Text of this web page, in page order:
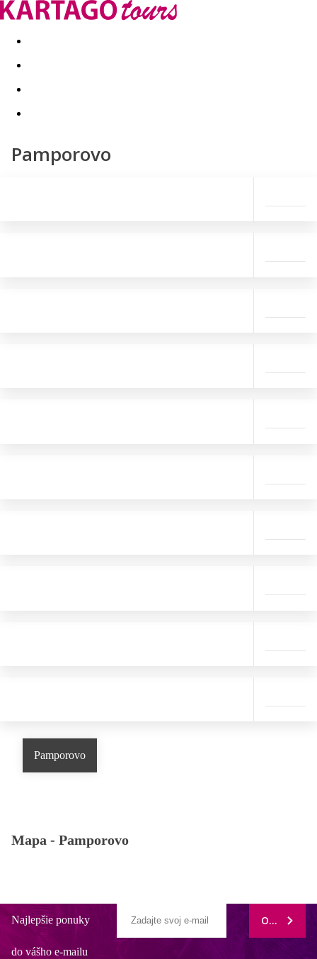
Last minute Dovolenkové kluby
Pamporovo
Pamporovo
Mapa - Pamporovo
Najlepšie ponuky
do vášho e-mailu
ODOBERAŤ